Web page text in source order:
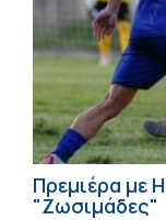
Πρεμιέρα με
"Ζωσιμάδες"